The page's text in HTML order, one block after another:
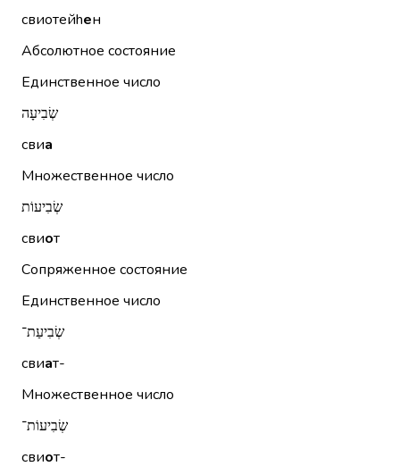
свиотейhен
Абсолютное состояние
Единственное число
שְׂבִיעָה
свиа
Множественное число
שְׂבִיעוֹת
свиот
Сопряженное состояние
Единственное число
שְׂבִיעַת־
свиат-
Множественное число
שְׂבִיעוֹת־
свиот-